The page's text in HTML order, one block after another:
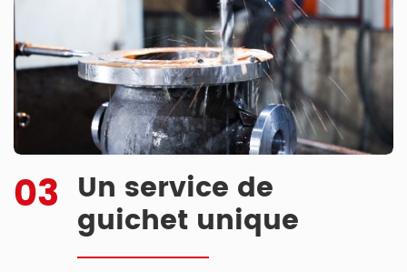
03 Un service de
guichet unique